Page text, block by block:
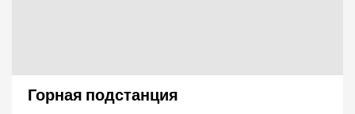
Горная подстанция